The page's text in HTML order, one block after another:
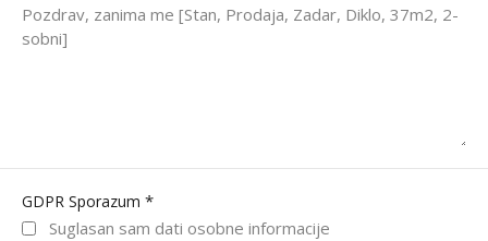
GDPR Sporazum *
Suglasan sam dati osobne informacije